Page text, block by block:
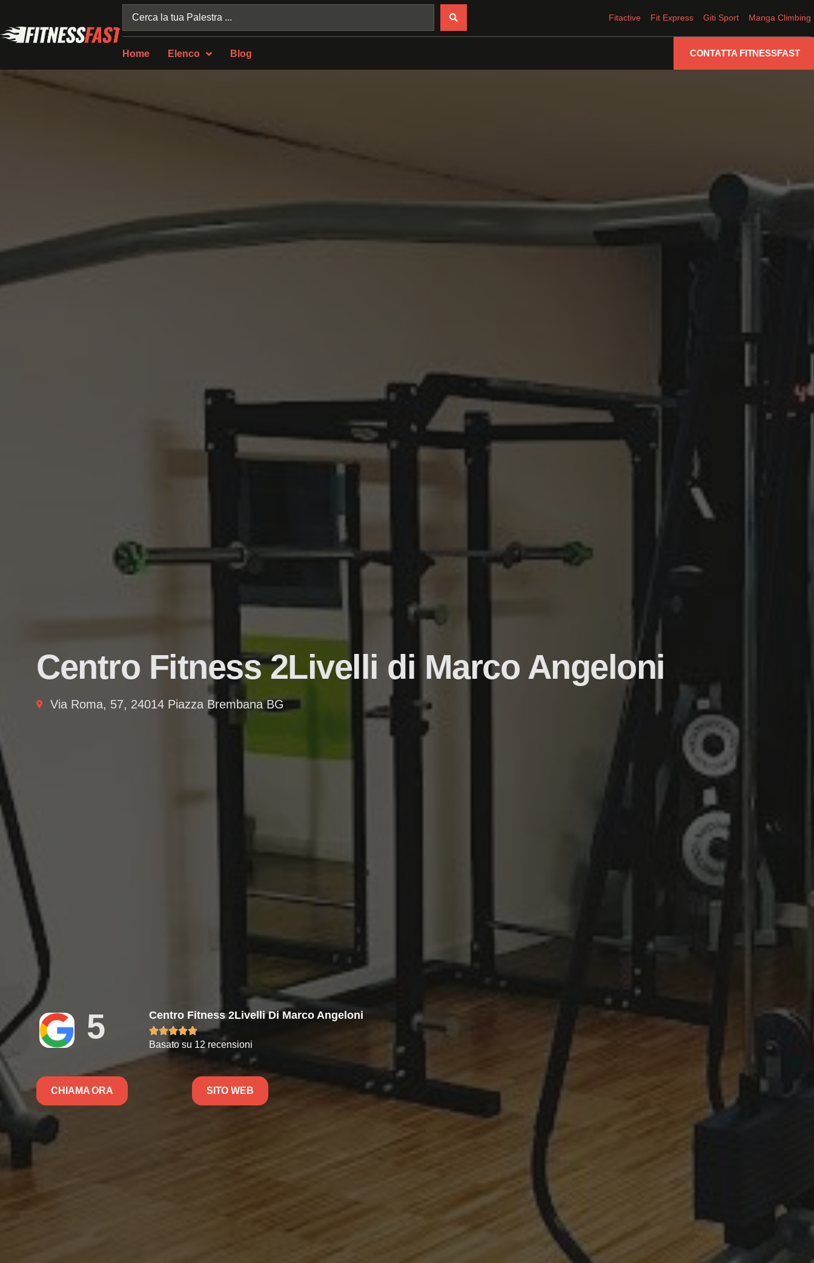
Fitactive Fit Express Giti Sport Manga Climbing
Home Elenco Blog CONTATTA FITNESSFAST
Centro Fitness 2Livelli di Marco Angeloni
Via Roma, 57, 24014 Piazza Brembana BG
5 Centro Fitness 2Livelli Di Marco Angeloni

Basato su 12 recensioni
CHIAMA ORA SITO WEB